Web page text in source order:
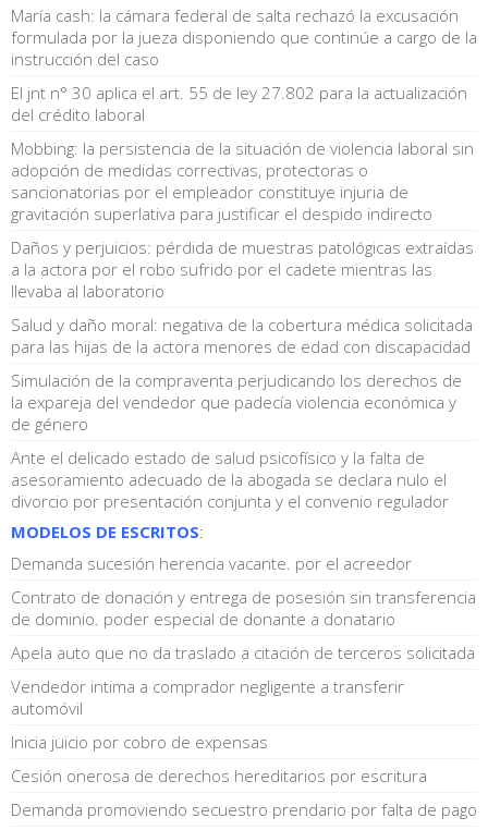
María cash: la cámara federal de salta rechazó la excusación
formulada por la jueza disponiendo que continúe a cargo de la
instrucción del caso
El jnt n° 30 aplica el art. 55 de ley 27.802 para la actualización
del crédito laboral
Mobbing: la persistencia de la situación de violencia laboral sin
adopción de medidas correctivas, protectoras o
sancionatorias por el empleador constituye injuria de
gravitación superlativa para justificar el despido indirecto
Daños y perjuicios: pérdida de muestras patológicas extraídas
a la actora por el robo sufrido por el cadete mientras las
llevaba al laboratorio
Salud y daño moral: negativa de la cobertura médica solicitada
para las hijas de la actora menores de edad con discapacidad
Simulación de la compraventa perjudicando los derechos de
la expareja del vendedor que padecía violencia económica y
de género
Ante el delicado estado de salud psicofísico y la falta de
asesoramiento adecuado de la abogada se declara nulo el
divorcio por presentación conjunta y el convenio regulador
MODELOS DE ESCRITOS:
Demanda sucesión herencia vacante. por el acreedor
Contrato de donación y entrega de posesión sin transferencia
de dominio. poder especial de donante a donatario
Apela auto que no da traslado a citación de terceros solicitada
Vendedor intima a comprador negligente a transferir
automóvil
Inicia juicio por cobro de expensas
Cesión onerosa de derechos hereditarios por escritura
Demanda promoviendo secuestro prendario por falta de pago